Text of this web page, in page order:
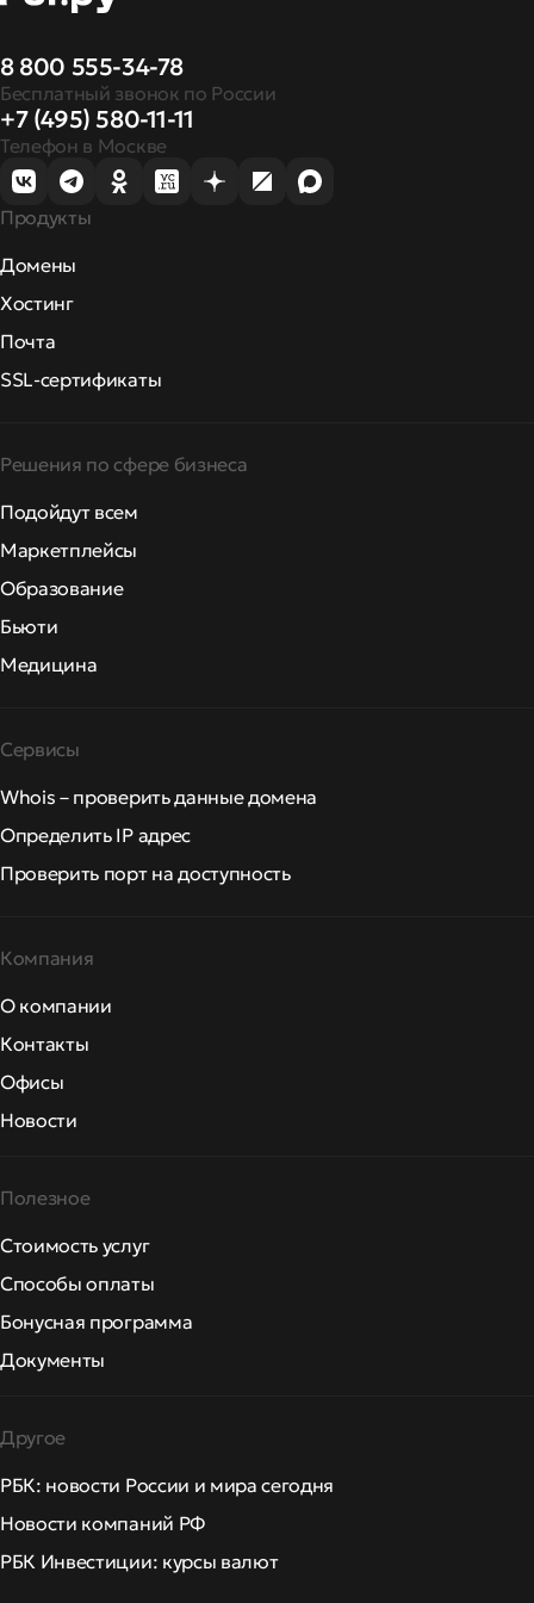
8 800 555-34-78
Бесплатный звонок по России
+7 (495) 580-11-11
Телефон в Москве
Продукты
Домены
Хостинг
Почта
SSL-сертификаты
Решения по сфере бизнеса
Подойдут всем
Маркетплейсы
Образование
Бьюти
Медицина
Сервисы
Whois – проверить данные домена
Определить IP адрес
Проверить порт на доступность
Компания
О компании
Контакты
Офисы
Новости
Полезное
Стоимость услуг
Способы оплаты
Бонусная программа
Документы
Другое
РБК: новости России и мира сегодня
Новости компаний РФ
РБК Инвестиции: курсы валют